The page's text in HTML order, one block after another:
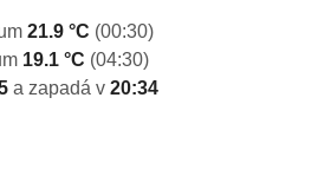
21.9 °C (00:30)
19.1 °C (04:30)
a zapadá v 20:34